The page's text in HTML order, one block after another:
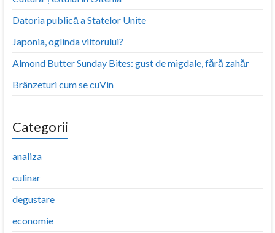
Datoria publică a Statelor Unite
Japonia, oglinda viitorului?
Almond Butter Sunday Bites: gust de migdale, fără zahăr
Brânzeturi cum se cuVin
Categorii
analiza
culinar
degustare
economie